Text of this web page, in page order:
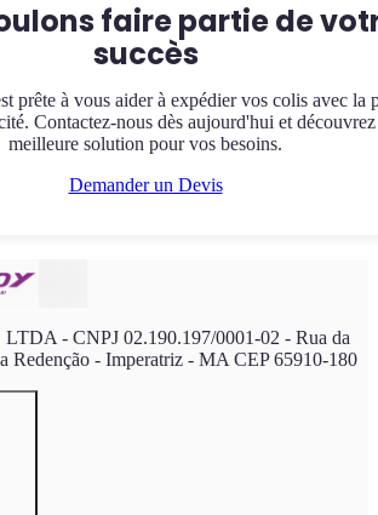
faire partie de
succès
prête à vous aider à expédier vos colis avec la
Contactez-nous dès aujourd'hui et
meilleure solution pour vos besoins.
Demander un Devis
- CNPJ 02.190.197/0001-02 - Rua da
Redenção - Imperatriz - MA CEP 65910-180